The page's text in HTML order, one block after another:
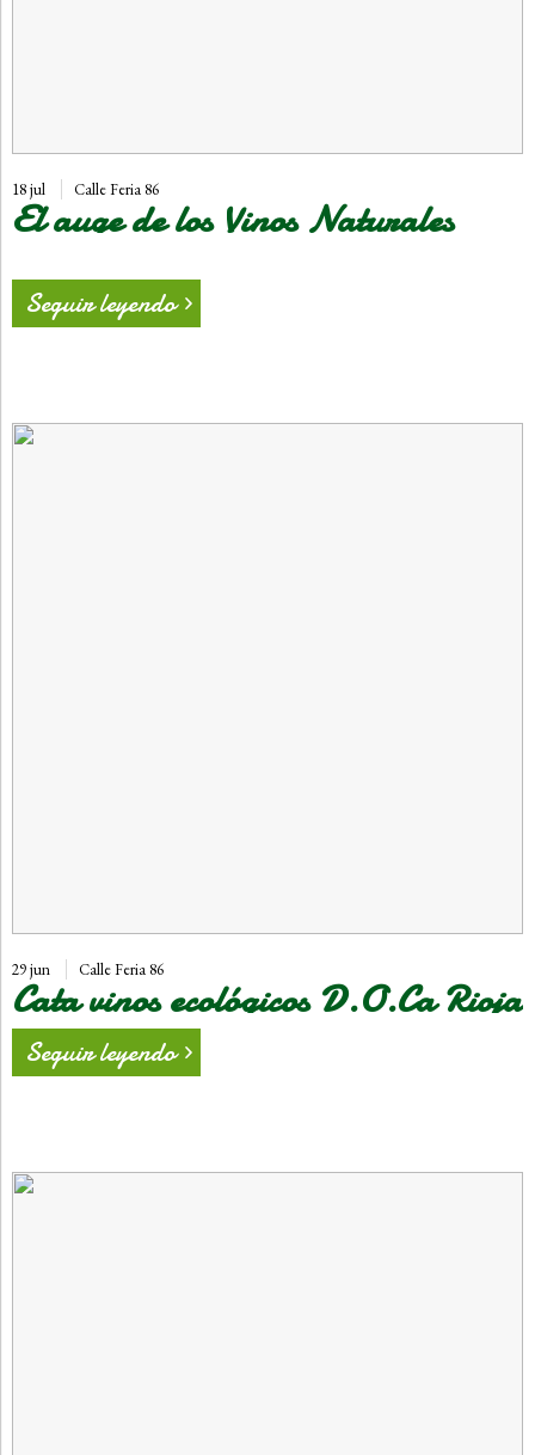
18 jul Calle Feria 86
El auge de los Vinos Naturales
Seguir leyendo
29 jun Calle Feria 86
Cata vinos ecológicos D.O.Ca Rioja
Seguir leyendo